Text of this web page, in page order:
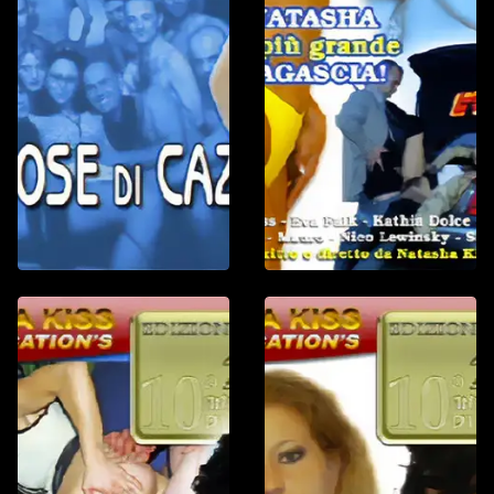
Gonzo-ProAm
TG
1 h : 20 min
Dalla
conduttrice
lanciare i